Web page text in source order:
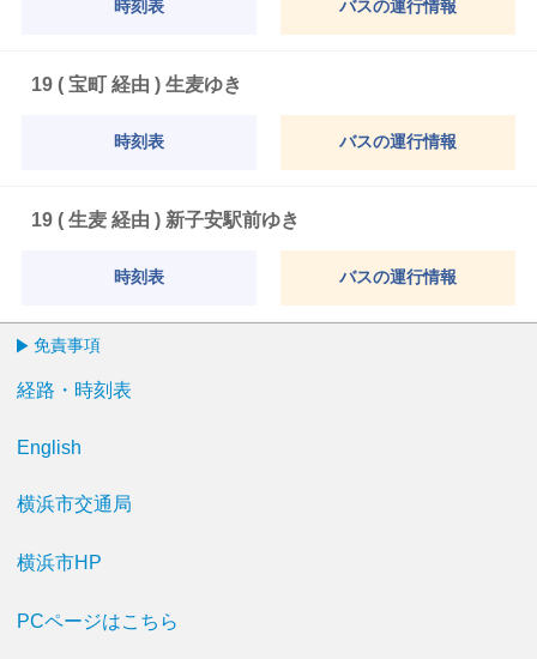
時刻表 バスの運行情報
19 ( 宝町 経由 ) 生麦ゆき
時刻表 バスの運行情報
19 ( 生麦 経由 ) 新子安駅前ゆき
時刻表 バスの運行情報
免責事項
経路・時刻表
English
横浜市交通局
横浜市HP
PCページはこちら